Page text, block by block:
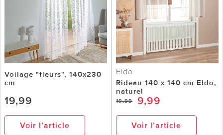
Voilage "fleurs", 140x230
cm
19,99
Voir l’article
Eldo
Rideau 140 x 140 cm Eldo,
naturel
19,99 9,99
Voir l’article